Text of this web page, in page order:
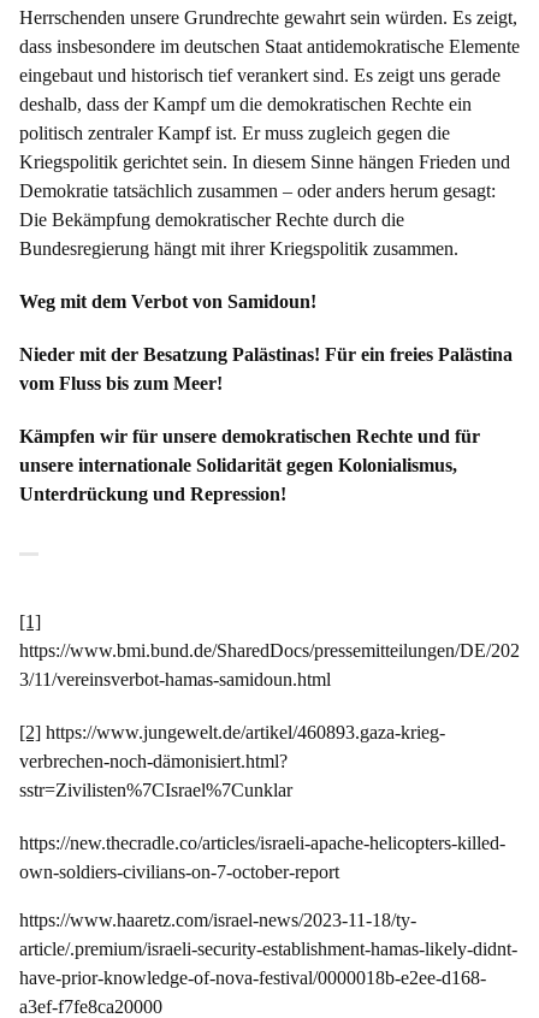
Herrschenden unsere Grundrechte gewahrt sein würden. Es zeigt,
dass insbesondere im deutschen Staat antidemokratische Elemente
eingebaut und historisch tief verankert sind. Es zeigt uns gerade
deshalb, dass der Kampf um die demokratischen Rechte ein
politisch zentraler Kampf ist. Er muss zugleich gegen die
Kriegspolitik gerichtet sein. In diesem Sinne hängen Frieden und
Demokratie tatsächlich zusammen – oder anders herum gesagt:
Die Bekämpfung demokratischer Rechte durch die
Bundesregierung hängt mit ihrer Kriegspolitik zusammen.
Weg mit dem Verbot von Samidoun!
Nieder mit der Besatzung Palästinas! Für ein freies Palästina
vom Fluss bis zum Meer!
Kämpfen wir für unsere demokratischen Rechte und für
unsere internationale Solidarität gegen Kolonialismus,
Unterdrückung und Repression!
[1]
https://www.bmi.bund.de/SharedDocs/pressemitteilungen/DE/202
3/11/vereinsverbot-hamas-samidoun.html
[2] https://www.jungewelt.de/artikel/460893.gaza-krieg-
verbrechen-noch-dämonisiert.html?
sstr=Zivilisten%7CIsrael%7Cunklar
https://new.thecradle.co/articles/israeli-apache-helicopters-killed-
own-soldiers-civilians-on-7-october-report
https://www.haaretz.com/israel-news/2023-11-18/ty-
article/.premium/israeli-security-establishment-hamas-likely-didnt-
have-prior-knowledge-of-nova-festival/0000018b-e2ee-d168-
a3ef-f7fe8ca20000